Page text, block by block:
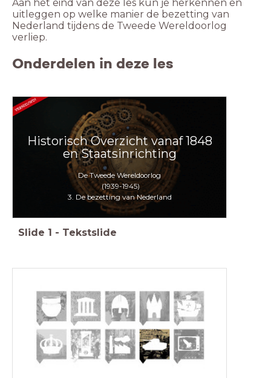
Aan het eind van deze les kun je herkennen en
uitleggen op welke manier de bezetting van
Nederland tijdens de Tweede Wereldoorlog
verliep.
Onderdelen in deze les
Historisch Overzicht vanaf 1848
en Staatsinrichting
De Tweede Wereldoorlog
(1939-1945)
3. De bezetting van Nederland
Slide 1 - Tekstslide